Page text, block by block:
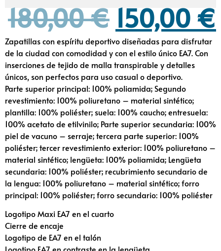
180,00€ 150,00 €
Zapatillas con espíritu deportivo diseñadas para disfrutar
de la ciudad con comodidad y con el estilo único EA7. Con
inserciones de tejido de malla transpirable y detalles
únicos, son perfectos para uso casual o deportivo.
Parte superior principal: 100% poliamida; Segundo
revestimiento: 100% poliuretano – material sintético;
plantilla: 100% poliéster; suela: 100% caucho; entresuela:
100% acetato de etilvinilo; Parte superior secundaria: 100%
piel de vacuno – serraje; tercera parte superior: 100%
poliéster; tercer revestimiento exterior: 100% poliuretano –
material sintético; lengüeta: 100% poliamida; Lengüeta
secundaria: 100% poliéster; recubrimiento secundario de
la lengua: 100% poliuretano – material sintético; forro
principal: 100% poliéster; forro secundario: 100% poliéster
Logotipo Maxi EA7 en el cuarto
Cierre de encaje
Logotipo de EA7 en el talón